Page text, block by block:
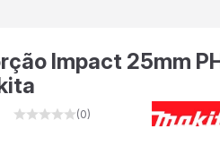
Impact 25mm
(0)